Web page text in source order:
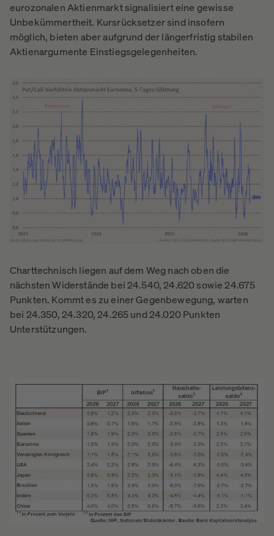
eurozonalen Aktienmarkt signalisiert eine gewisse
Unbekümmertheit. Kursrücksetzer sind insofern
möglich, bieten aber aufgrund der längerfristig stabilen
Aktienargumente Einstiegsgelegenheiten.
Charttechnisch liegen auf dem Weg nach oben die
nächsten Widerstände bei 24.540, 24.620 sowie 24.675
Punkten. Kommt es zu einer Gegenbewegung, warten
bei 24.350, 24.320, 24.265 und 24.020 Punkten
Unterstützungen.